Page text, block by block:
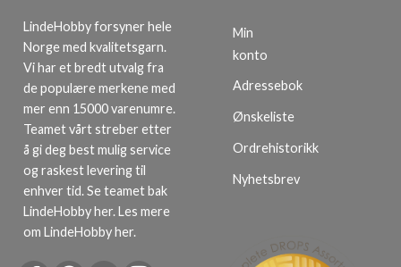
LindeHobby forsyner hele
Norge med kvalitetsgarn.
Vi har et bredt utvalg fra
de populære merkene med
mer enn 15000 varenumre.
Teamet vårt streber etter
å gi deg best mulig service
og raskest levering til
enhver tid. Se teamet bak
LindeHobby her.Les mere
om LindeHobby her.
Min
konto
Adressebok
Ønskeliste
Ordrehistorikk
Nyhetsbrev